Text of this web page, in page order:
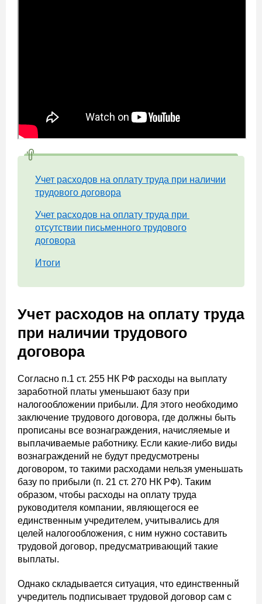
Учет расходов на оплату труда при наличии
трудового договора
Учет расходов на оплату труда при
отсутствии письменного трудового
договора
Итоги
Учет расходов на оплату труда
при наличии трудового
договора
Согласно п.1 ст. 255 НК РФ расходы на выплату
заработной платы уменьшают базу при
налогообложении прибыли. Для этого необходимо
заключение трудового договора, где должны быть
прописаны все вознаграждения, начисляемые и
выплачиваемые работнику. Если какие-либо виды
вознаграждений не будут предусмотрены
договором, то такими расходами нельзя уменьшать
базу по прибыли (п. 21 ст. 270 НК РФ). Таким
образом, чтобы расходы на оплату труда
руководителя компании, являющегося ее
единственным учредителем, учитывались для
целей налогообложения, с ним нужно составить
трудовой договор, предусматривающий такие
выплаты.
Однако складывается ситуация, что единственный
учредитель подписывает трудовой договор сам с